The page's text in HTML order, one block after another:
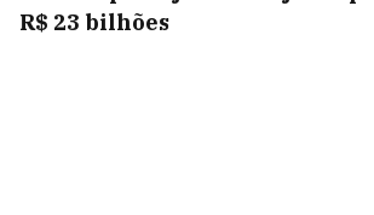
R$ 23 bilhões